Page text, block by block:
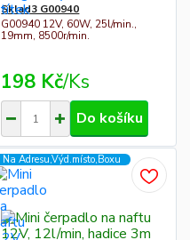
Sklad3 G00940
G00940 12V, 60W, 25l/min.,
19mm, 8500r/min.
198 Kč/Ks
Do košíku
Na Adresu,Výd.místo,Boxu